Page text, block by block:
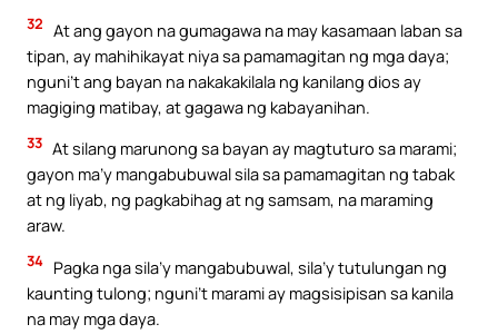
32 At ang gayon na gumagawa na may kasamaan laban sa
tipan, ay mahihikayat niya sa pamamagitan ng mga daya;
nguni’t ang bayan na nakakakilala ng kanilang dios ay
magiging matibay, at gagawa ng kabayanihan.
33 At silang marunong sa bayan ay magtuturo sa marami;
gayon ma’y mangabubuwal sila sa pamamagitan ng tabak
at ng liyab, ng pagkabihag at ng samsam, na maraming
araw.
34 Pagka nga sila’y mangabubuwal, sila’y tutulungan ng
kaunting tulong; nguni’t marami ay magsisipisan sa kanila
na may mga daya.